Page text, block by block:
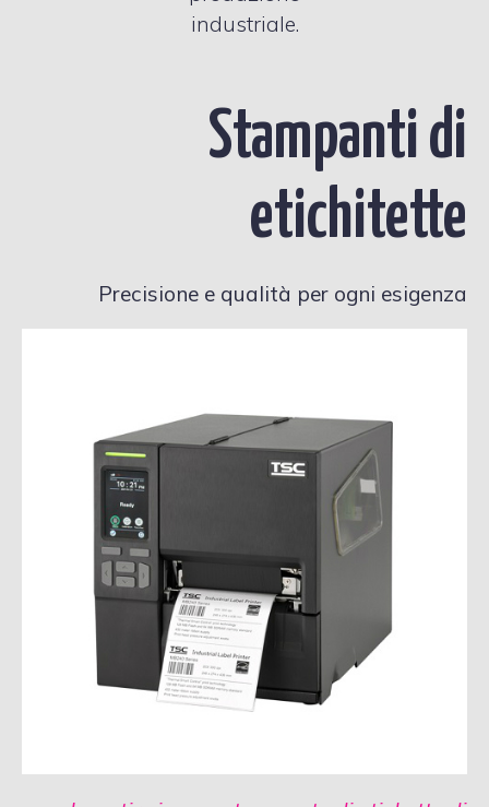
industriale.
Stampanti di
etichitette
Precisione e qualità per ogni esigenza